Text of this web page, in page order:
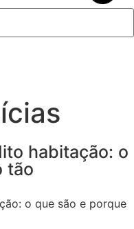
habitação: o
tão